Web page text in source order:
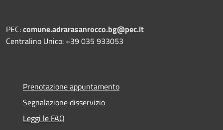
PEC:comune.adrarasanrocco.bg@pec.it
Centralino Unico: +39 035 933053
Prenotazione appuntamento
Segnalazione disservizio
Leggi le FAQ